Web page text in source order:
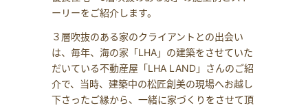
ーリーをご紹介します。
３層吹抜のある家のクライアントとの出会い
は、毎年、海の家「LHA」の建築をさせていた
だいている不動産屋「LHA LAND」さんのご紹
介で、当時、建築中の松匠創美の現場へお越し
下さったご縁から、一緒に家づくりをさせて頂